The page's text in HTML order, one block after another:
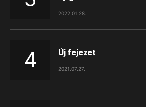
2022.01.28.
Új fejezet
2021.07.27.